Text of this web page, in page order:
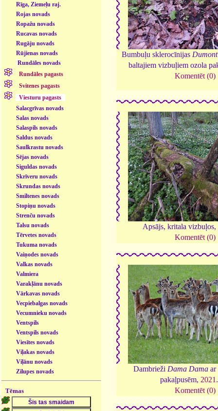
Rīga, Ziemeļu raj.
Rojas novads
Ropažu novads
Rucavas novads
Rugāju novads
Rūjienas novads
Rundāles novads
Rundāles pagasts
Svitenes pagasts
Viesturu pagasts
Salacgrīvas novads
Salas novads
Salaspils novads
Saldus novads
Saulkrastu novads
Sējas novads
Siguldas novads
Skrīveru novads
Skrundas novads
Smiltenes novads
Stopiņu novads
Strenču novads
Talsu novads
Tērvetes novads
Tukuma novads
Vaiņodes novads
Valkas novads
Valmiera
Varakļānu novads
Vārkavas novads
Vecpiebalgas novads
Vecumnieku novads
Ventspils
Ventspils novads
Viesītes novads
Viļakas novads
Viļānu novads
Zilupes novads
Tēmas
Bumbuļu sklerocīnijas
baltajiem vizbuļiem ozola
Komentēt (0)
Apsājs, kritala vizbuļos,
Komentēt (0)
Dambrieži Dama Dama ar
pakaļpusēm, 2021
Komentēt (0)